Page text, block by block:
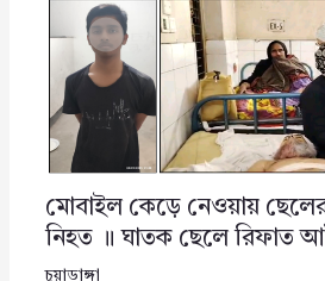
মোবাইল কেড়ে নেওয়ায় ছেলের
নিহত ॥ ঘাতক ছেলে রিফাত
চুয়াডাঙ্গা